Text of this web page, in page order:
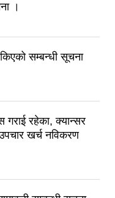
।
सम्बन्धी सूचना
गराई रहेका, क्यान्सर
खर्च नविकरण